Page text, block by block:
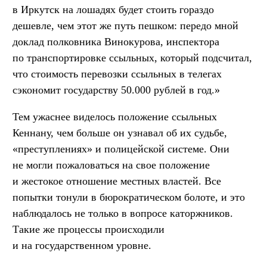
в Иркутск на лошадях будет стоить гораздо
дешевле, чем этот же путь пешком: передо мной
доклад полковника Винокурова, инспектора
по транспортировке ссыльных, который подсчитал,
что стоимость перевозки ссыльных в телегах
сэкономит государству 50.000 рублей в год.»
Тем ужаснее виделось положение ссыльных
Кеннану, чем больше он узнавал об их судьбе,
«преступлениях» и полицейской системе. Они
не могли пожаловаться на свое положение
и жестокое отношение местных властей. Все
попытки тонули в бюрократическом болоте, и это
наблюдалось не только в вопросе каторжников.
Такие же процессы происходили
и на государственном уровне.